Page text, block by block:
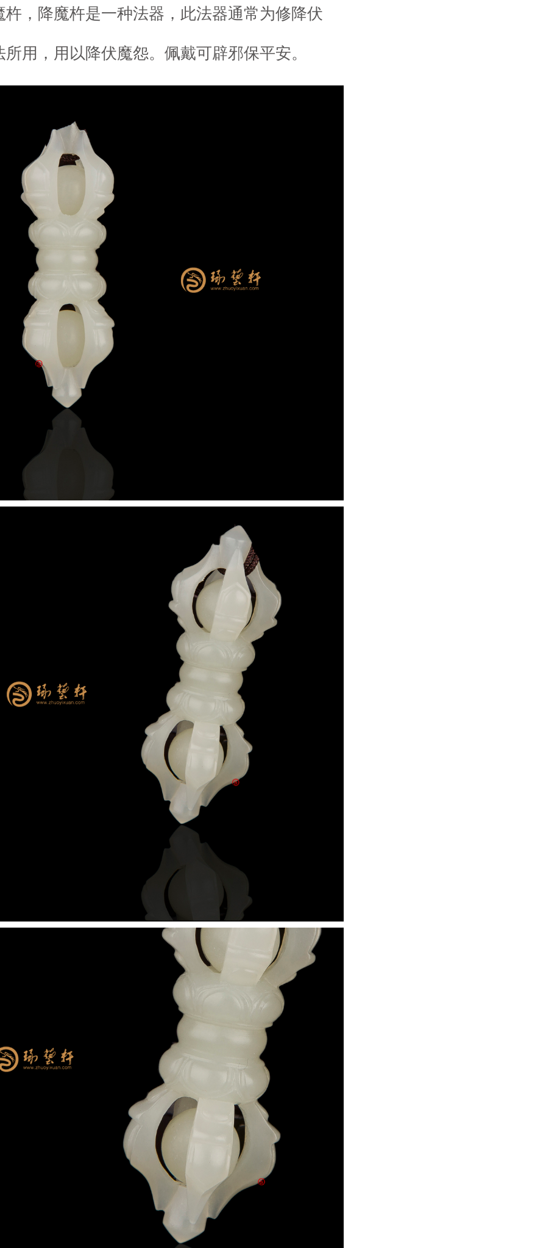
杵，降魔杵是一种法器，此法器通常为修降伏
所用，用以降伏魔怨。佩戴可辟邪保平安。